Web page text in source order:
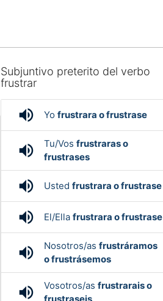
Subjuntivo preterito del verbo
frustrar
volume_up Yofrustrara o frustrase
volume_up Tu/Vosfrustraras o
frustrases
volume_up Ustedfrustrara o frustrase
volume_up El/Ellafrustrara o frustrase
volume_up Nosotros/asfrustráramos
o frustrásemos
volume_up Vosotros/asfrustrarais o